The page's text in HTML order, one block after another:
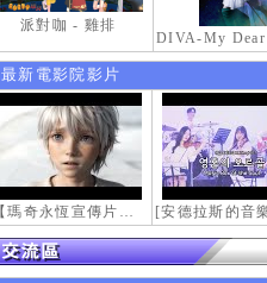
派對咖 - 雞排
最新電影院影片
【瑪奇永恆宣傳片】最初的感動